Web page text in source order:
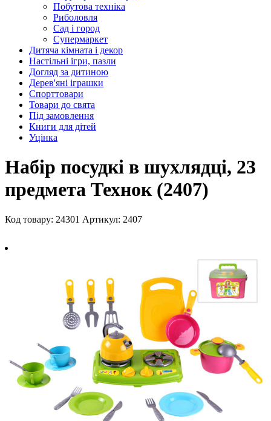
Побутова техніка
Риболовля
Сад і город
Супермаркет
Дитяча кімната і декор
Настільні ігри, пазли
Догляд за дитиною
Дерев'яні іграшки
Спорттовари
Товари до свята
Під замовлення
Книги для дітей
Уцінка
Набір посудкі в шухлядці, 23
предмета Технок (2407)
Код товару: 24301 Артикул: 2407